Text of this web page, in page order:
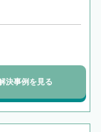
決事例を見る